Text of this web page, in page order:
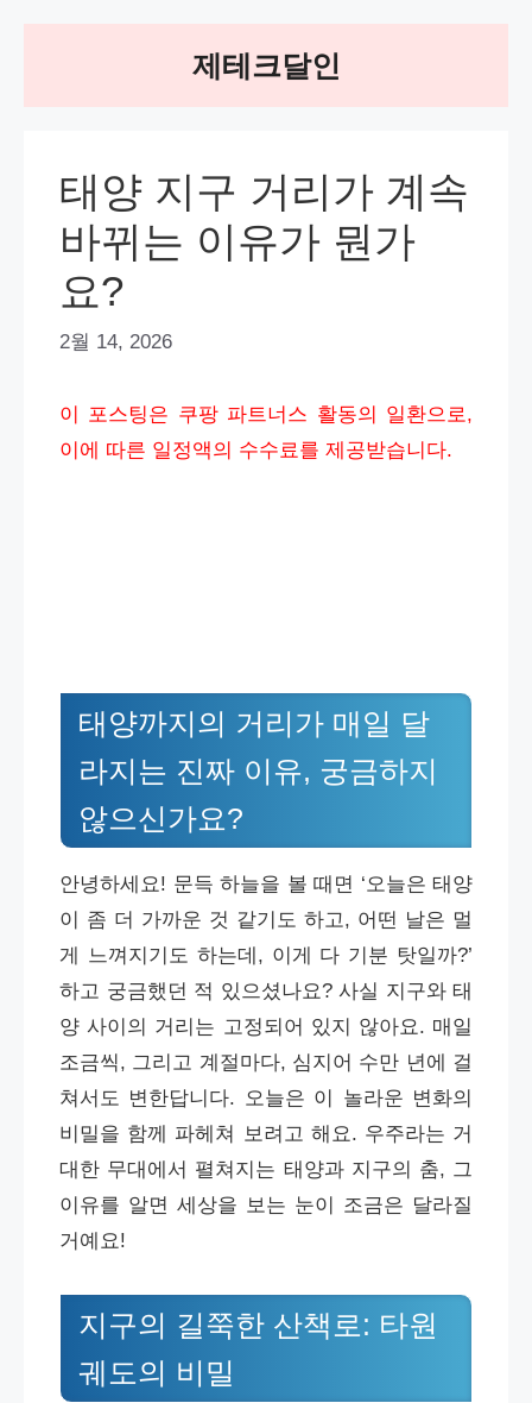
제테크달인
태양 지구 거리가 계속
바뀌는 이유가 뭔가
요?
2월 14, 2026
이 포스팅은 쿠팡 파트너스 활동의 일환으로,
이에 따른 일정액의 수수료를 제공받습니다.
태양까지의 거리가 매일 달
라지는 진짜 이유, 궁금하지
않으신가요?
안녕하세요! 문득 하늘을 볼 때면 ‘오늘은 태양
이 좀 더 가까운 것 같기도 하고, 어떤 날은 멀
게 느껴지기도 하는데, 이게 다 기분 탓일까?’
하고 궁금했던 적 있으셨나요? 사실 지구와 태
양 사이의 거리는 고정되어 있지 않아요. 매일
조금씩, 그리고 계절마다, 심지어 수만 년에 걸
쳐서도 변한답니다. 오늘은 이 놀라운 변화의
비밀을 함께 파헤쳐 보려고 해요. 우주라는 거
대한 무대에서 펼쳐지는 태양과 지구의 춤, 그
이유를 알면 세상을 보는 눈이 조금은 달라질
거예요!
지구의 길쭉한 산책로: 타원
궤도의 비밀